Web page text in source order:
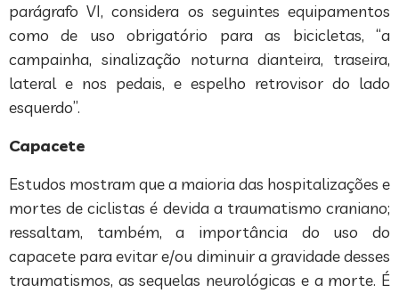
parágrafo VI, considera os seguintes equipamentos
como de uso obrigatório para as bicicletas, “a
campainha, sinalização noturna dianteira, traseira,
lateral e nos pedais, e espelho retrovisor do lado
esquerdo”.
Capacete
Estudos mostram que a maioria das hospitalizações e
mortes de ciclistas é devida a traumatismo craniano;
ressaltam, também, a importância do uso do
capacete para evitar e/ou diminuir a gravidade desses
traumatismos, as sequelas neurológicas e a morte. É